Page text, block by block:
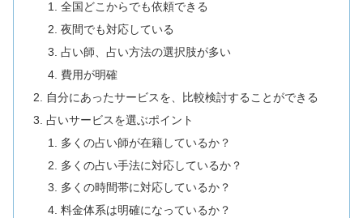
全国どこからでも依頼できる
夜間でも対応している
占い師、占い方法の選択肢が多い
費用が明確
自分にあったサービスを、比較検討することができる
占いサービスを選ぶポイント
多くの占い師が在籍しているか？
多くの占い手法に対応しているか？
多くの時間帯に対応しているか？
料金体系は明確になっているか？